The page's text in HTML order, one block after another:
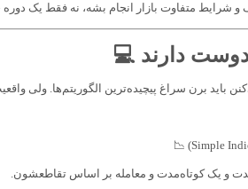
و شرایط متفاوت بازار انجام بشه، نه فقط یک
دوست دارند 💻
باید برن سراغ پیچیده‌ترین الگوریتم‌ها. ولی
و یک کوتاه‌مدت و معامله بر اساس تقاطعشون.